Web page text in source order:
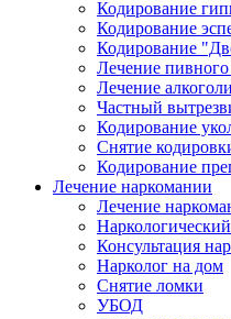
Кодирование
Кодирование
Кодирование
Лечение пивного
Лечение
Частный
Кодирование
Снятие
Кодирование
Лечение наркомании
Лечение
Консультация
Нарколог на дом
Снятие ломки
УБОД